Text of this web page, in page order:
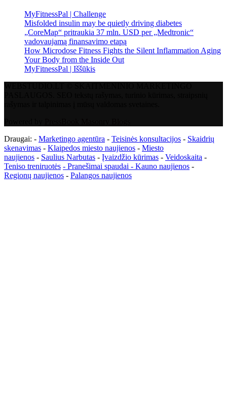
MyFitnessPal | Challenge
Misfolded insulin may be quietly driving diabetes
„CoreMap“ pritraukia 37 mln. USD per „Medtronic“
vadovaujamą finansavimo etapą
How Microdose Fitness Fights the Silent Inflammation Aging
Your Body from the Inside Out
MyFitnessPal | Iššūkis
Draugai: - Marketingo agentūra - Teisinės konsultacijos - Skaidrių
skenavimas - Klaipedos miesto naujienos - Miesto
naujienos - Saulius Narbutas - Įvaizdžio kūrimas - Veidoskaita -
Teniso treniruotės - Pranešimai spaudai - Kauno naujienos -
Regionų naujienos - Palangos naujienos